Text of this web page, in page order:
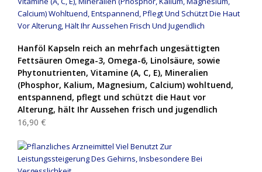
Hanföl Kapseln reich an mehrfach ungesättigten
Fettsäuren Omega-3, Omega-6, Linolsäure, sowie
Phytonutrienten, Vitamine (A, C, E), Mineralien
(Phosphor, Kalium, Magnesium, Calcium) wohltuend,
entspannend, pflegt und schützt die Haut vor
Alterung, hält Ihr Aussehen frisch und jugendlich
16,90 €